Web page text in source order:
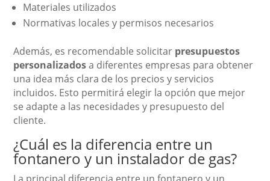
Materiales utilizados
Normativas locales y permisos necesarios
Además, es recomendable solicitar presupuestos
personalizadosa diferentes empresas para obtener
una idea más clara de los precios y servicios
incluidos. Esto permitirá elegir la opción que mejor
se adapte a las necesidades y presupuesto del
cliente.
¿Cuál es la diferencia entre un
fontanero y un instalador de gas?